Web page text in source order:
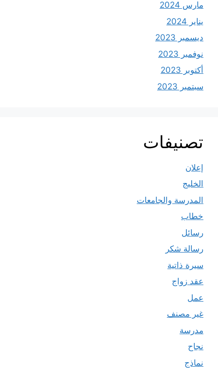
مارس 2024
يناير 2024
ديسمبر 2023
نوفمبر 2023
أكتوبر 2023
سبتمبر 2023
تصنيفات
إعلان
الخليج
المدرسة والجامعات
خطاب
رسائل
رسالة شكر
سيرة ذاتية
عقد زواج
عمل
غير مصنف
مدرسة
نجاح
نماذج